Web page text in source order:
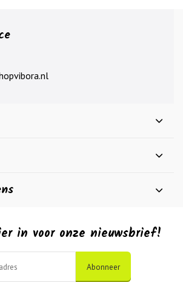
in voor onze nieuwsbrief!
Abonneer